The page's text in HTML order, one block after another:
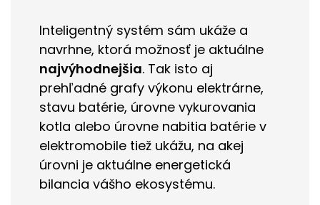
Inteligentný systém sám ukáže a
navrhne, ktorá možnosť je aktuálne
najvýhodnejšia. Tak isto aj
prehľadné grafy výkonu elektrárne,
stavu batérie, úrovne vykurovania
kotla alebo úrovne nabitia batérie v
elektromobile tiež ukážu, na akej
úrovni je aktuálne energetická
bilancia vášho ekosystému.